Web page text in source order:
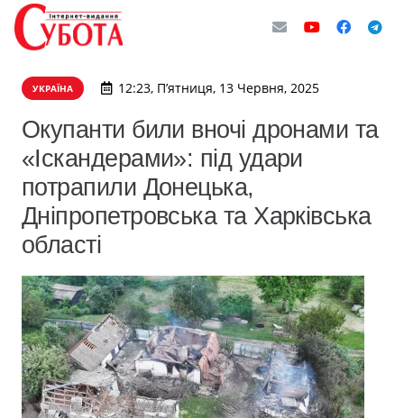
УКРАЇНА 12:23, П’ятниця, 13 Червня, 2025
Окупанти били вночі дронами та
«Іскандерами»: під удари
потрапили Донецька,
Дніпропетровська та Харківська
області